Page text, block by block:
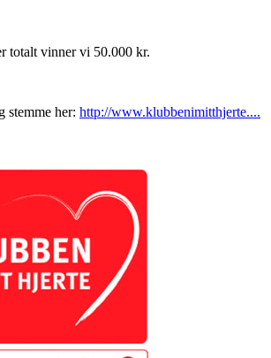
totalt vinner vi 50.000 kr.
stemme her: http://www.klubbenimitthjerte....